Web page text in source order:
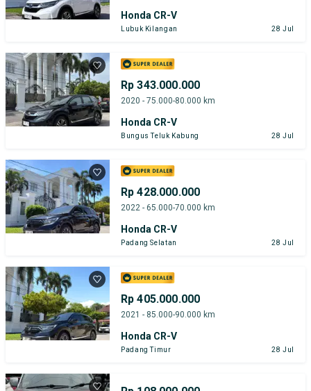
Honda CR-V
Lubuk Kilangan 28 Jul
Rp 343.000.000
2020 - 75.000-80.000 km
Honda CR-V
Bungus Teluk Kabung 28 Jul
Rp 428.000.000
2022 - 65.000-70.000 km
Honda CR-V
Padang Selatan 28 Jul
Rp 405.000.000
2021 - 85.000-90.000 km
Honda CR-V
Padang Timur 28 Jul